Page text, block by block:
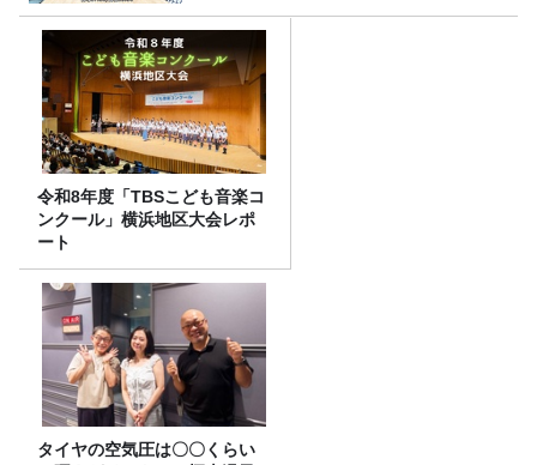
令和8年度「TBSこども音楽コ
ンクール」横浜地区大会レポ
ート
タイヤの空気圧は〇〇くらい